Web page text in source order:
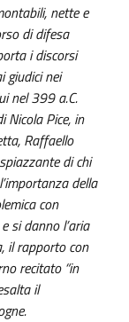
nette e
di difesa
i discorsi
giudici nei
nel 399 a.C.
Nicola Pice, in
Raffaello
di chi
della
con
si danno l’aria
il rapporto con
recitato “in
il